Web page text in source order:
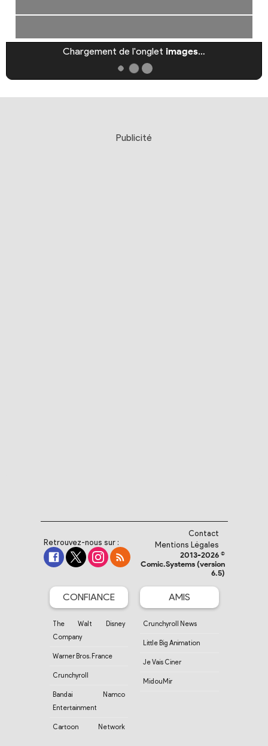
Chargement de l'onglet images…
Publicité
Retrouvez-nous sur :
Contact
Mentions Légales
2013-2026 ©
Comic.Systems (version
6.5)
CONFIANCE
The Walt Disney
Company
Warner Bros. France
Crunchyroll
Bandai Namco
Entertainment
Cartoon Network
AMIS
Crunchyroll News
Little Big Animation
Je Vais Ciner
MidouMir